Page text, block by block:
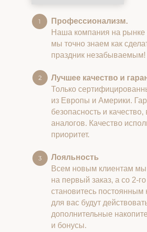
Профессионализм.
Наша компания на рынке
мы точно знаем как
праздник незабываемым!
Лучшее качество и
Только
из Европы и Америки.
безопасность и качество,
аналогов. Качество
приоритет.
Лояльность
Всем новым клиентам мы
на первый заказ, а со 2-
становитесь постоянным
для вас будут
дополнительные
и бонусы.